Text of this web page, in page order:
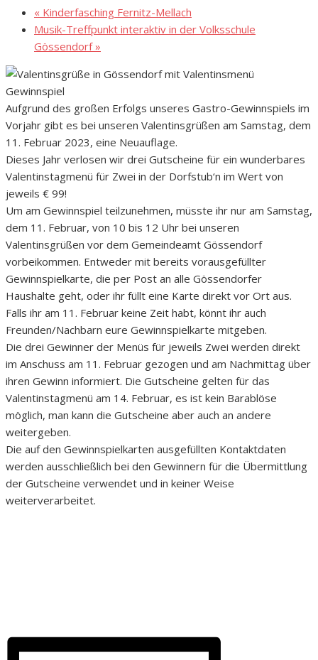
« Kinderfasching Fernitz-Mellach
Musik-Treffpunkt interaktiv in der Volksschule
Gössendorf »
Aufgrund des großen Erfolgs unseres Gastro-Gewinnspiels im
Vorjahr gibt es bei unseren Valentinsgrüßen am Samstag, dem
11. Februar 2023, eine Neuauflage.
Dieses Jahr verlosen wir drei Gutscheine für ein wunderbares
Valentinstagmenü für Zwei in der Dorfstub‘n im Wert von
jeweils € 99!
Um am Gewinnspiel teilzunehmen, müsste ihr nur am Samstag,
dem 11. Februar, von 10 bis 12 Uhr bei unseren
Valentinsgrüßen vor dem Gemeindeamt Gössendorf
vorbeikommen. Entweder mit bereits vorausgefüllter
Gewinnspielkarte, die per Post an alle Gössendorfer
Haushalte geht, oder ihr füllt eine Karte direkt vor Ort aus.
Falls ihr am 11. Februar keine Zeit habt, könnt ihr auch
Freunden/Nachbarn eure Gewinnspielkarte mitgeben.
Die drei Gewinner der Menüs für jeweils Zwei werden direkt
im Anschuss am 11. Februar gezogen und am Nachmittag über
ihren Gewinn informiert. Die Gutscheine gelten für das
Valentinstagmenü am 14. Februar, es ist kein Barablöse
möglich, man kann die Gutscheine aber auch an andere
weitergeben.
Die auf den Gewinnspielkarten ausgefüllten Kontaktdaten
werden ausschließlich bei den Gewinnern für die Übermittlung
der Gutscheine verwendet und in keiner Weise
weiterverarbeitet.